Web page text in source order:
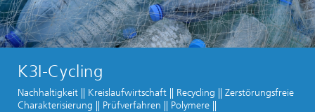
K3I-Cycling
Nachhaltigkeit || Kreislaufwirtschaft || Recycling || Zerstörungsfreie
Charakterisierung || Prüfverfahren || Polymere ||